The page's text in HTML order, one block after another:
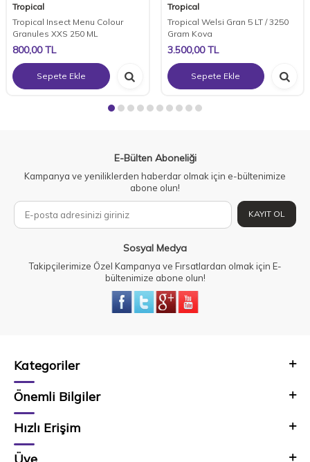
Tropical
Tropical Insect Menu Colour
Granules XXS 250 ML
800,00TL
Sepete Ekle
Tropical
Tropical Welsi Gran 5 LT / 3250
Gram Kova
3.500,00TL
Sepete Ekle
E-Bülten Aboneliği
Kampanya ve yeniliklerden haberdar olmak için e-bültenimize
abone olun!
KAYIT OL
Sosyal Medya
Takipçilerimize Özel Kampanya ve Fırsatlardan olmak için E-
bültenimize abone olun!
Kategoriler
Önemli Bilgiler
Hızlı Erişim
Üye